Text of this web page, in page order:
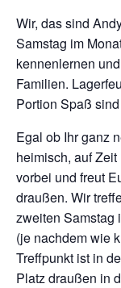
Wir, das sind
Samstag im
kennenlernen
Familien.
Portion Spaß
Egal ob Ihr ganz
heimisch, auf
vorbei und freut
draußen. Wir
zweiten Samstag
(je nachdem wie
Treffpunkt ist in
Platz draußen in